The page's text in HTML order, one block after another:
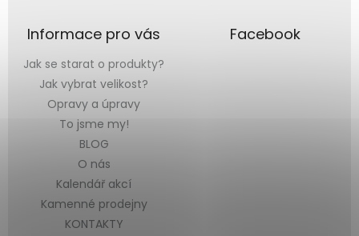
Informace pro vás
Jak se starat o produkty?
Jak vybrat velikost?
Opravy a úpravy
To jsme my!
BLOG
O nás
Kalendář akcí
Kamenné prodejny
KONTAKTY
Facebook